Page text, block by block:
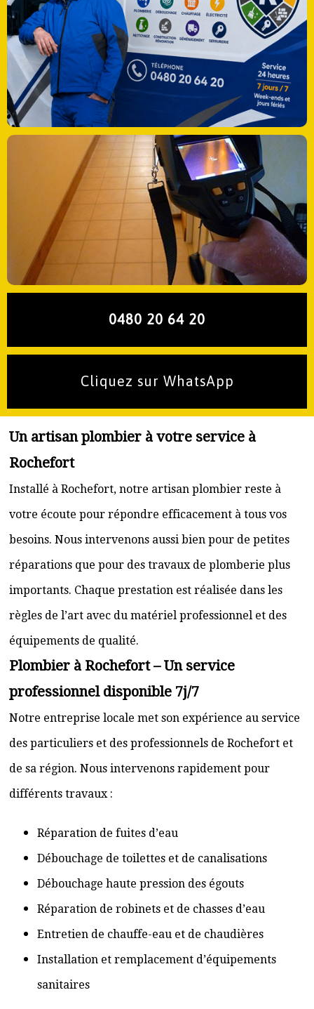
0480 20 64 20
Cliquez sur WhatsApp
Un artisan plombier à votre service à
Rochefort
Installé à Rochefort, notre artisan plombier reste à
votre écoute pour répondre efficacement à tous vos
besoins. Nous intervenons aussi bien pour de petites
réparations que pour des travaux de plomberie plus
importants. Chaque prestation est réalisée dans les
règles de l’art avec du matériel professionnel et des
équipements de qualité.
Plombier à Rochefort – Un service
professionnel disponible 7j/7
Notre entreprise locale met son expérience au service
des particuliers et des professionnels de Rochefort et
de sa région. Nous intervenons rapidement pour
différents travaux :
Réparation de fuites d’eau
Débouchage de toilettes et de canalisations
Débouchage haute pression des égouts
Réparation de robinets et de chasses d’eau
Entretien de chauffe-eau et de chaudières
Installation et remplacement d’équipements
sanitaires